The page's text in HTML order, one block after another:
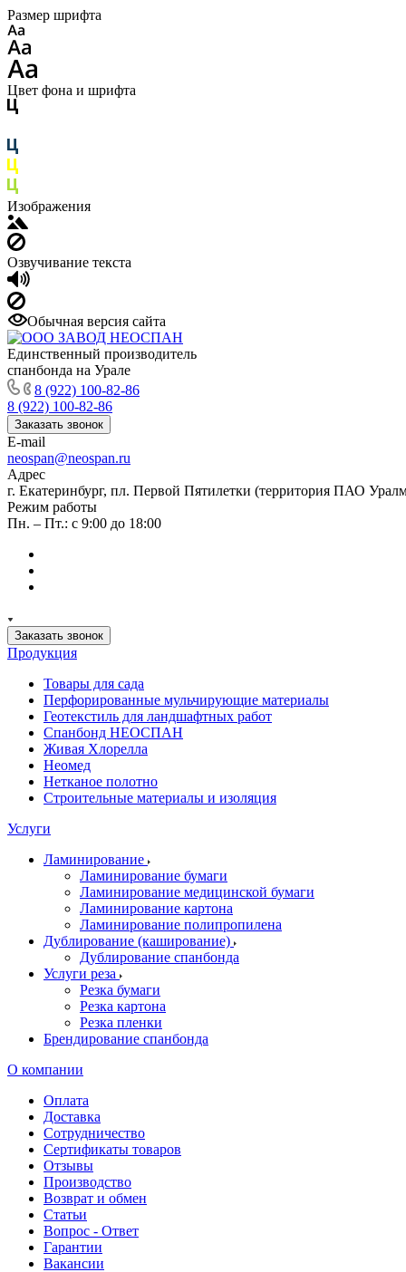
Размер шрифта
Цвет фона и шрифта
Изображения
Озвучивание текста
Обычная версия сайта
Единственный производитель
спанбонда на Урале
8 (922) 100-82-86
8 (922) 100-82-86
Заказать звонок
E-mail
neospan@neospan.ru
Адрес
г. Екатеринбург, пл. Первой Пятилетки (территория ПАО
Режим работы
Пн. – Пт.: с 9:00 до 18:00
Заказать звонок
Продукция
Товары для сада
Перфорированные мульчирующие материалы
Геотекстиль для ландшафтных работ
Спанбонд НЕОСПАН
Живая Хлорелла
Нeомед
Нетканое полотно
Строительные материалы и изоляция
Услуги
Ламинирование
Ламинирование бумаги
Ламинирование медицинской бумаги
Ламинирование картона
Ламинирование полипропилена
Дублирование (каширование)
Дублирование спанбонда
Услуги реза
Резка бумаги
Резка картона
Резка пленки
Брендирование спанбонда
О компании
Оплата
Доставка
Сотрудничество
Сертификаты товаров
Отзывы
Производство
Возврат и обмен
Статьи
Вопрос - Ответ
Гарантии
Вакансии